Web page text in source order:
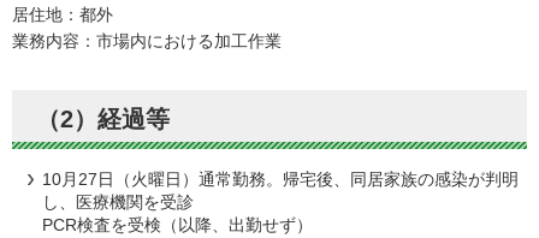
居住地：都外
業務内容：市場内における加工作業
（2）経過等
10月27日（火曜日）通常勤務。帰宅後、同居家族の感染が判明
し、医療機関を受診
PCR検査を受検（以降、出勤せず）